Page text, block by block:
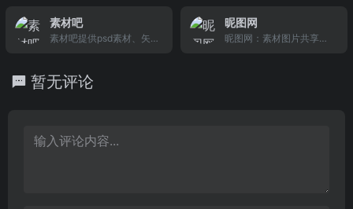
网站!
设计精美的LOGO，一站
式的LOGO设计在线生成
载。
素材吧
素材吧提供psd素材、矢
材、音效等素材免费下
昵图网
昵图网：素材图片共享平
暂无评论